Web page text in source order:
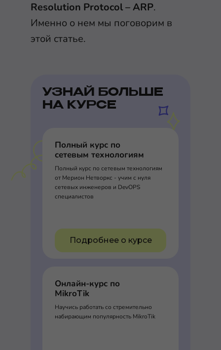
Resolution Protocol – ARP.
Именно о нем мы поговорим в
этой статье.
УЗНАЙ БОЛЬШЕ
НА КУРСЕ
Полный курс по
сетевым технологиям
Полный курс по сетевым технологиям
от Мерион Нетворкс - учим с нуля
сетевых инженеров и DevOPS
специалистов
Подробнее о курсе
Онлайн-курс по
MikroTik
Научись работать со стремительно
набирающим популярность MikroTik